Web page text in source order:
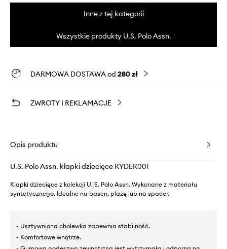
Inne z tej kategorii
Wszystkie produkty U.S. Polo Assn.
DARMOWA DOSTAWA od 280 zł
ZWROTY I REKLAMACJE
Opis produktu
U.S. Polo Assn. klapki dziecięce RYDER001
Klapki dziecięce z kolekcji U. S. Polo Assn. Wykonane z materiału
syntetycznego. Idealne na basen, plażę lub na spacer.
- Usztywniona cholewka zapewnia stabilność.
- Komfortowe wnętrze.